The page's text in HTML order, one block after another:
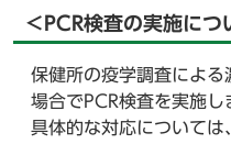
＜PCR検査の実施につ
保健所の疫学調査によ
場合でPCR検査を実施し
具体的な対応について